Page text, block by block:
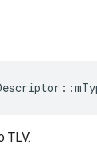
TLV.